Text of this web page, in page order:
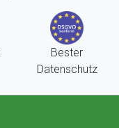
Bester
Datenschutz